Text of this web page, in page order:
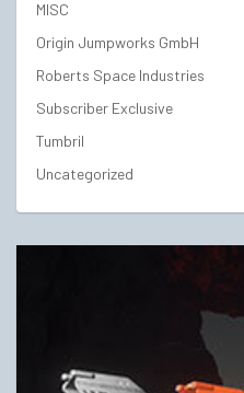
MISC
Origin Jumpworks GmbH
Roberts Space Industries
Subscriber Exclusive
Tumbril
Uncategorized